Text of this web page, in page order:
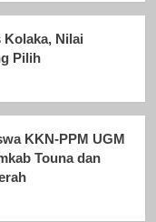
Nilai
Pilih
KKN-PPM UGM
Touna dan